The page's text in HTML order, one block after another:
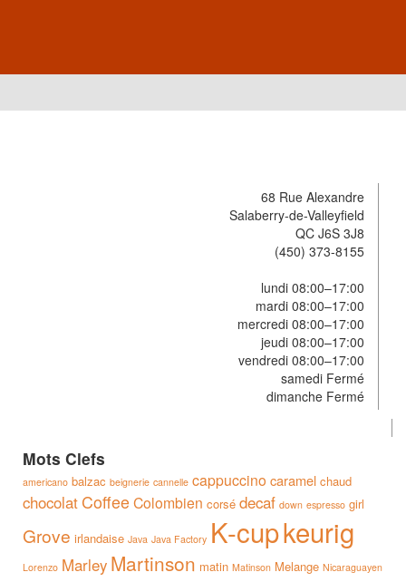
68 Rue Alexandre
Salaberry-de-Valleyfield
QC J6S 3J8
(450) 373-8155
lundi 08:00–17:00
mardi 08:00–17:00
mercredi 08:00–17:00
jeudi 08:00–17:00
vendredi 08:00–17:00
samedi Fermé
dimanche Fermé
Mots Clefs
americano balzac beignerie cannelle cappuccino caramel chaud
chocolat Coffee Colombien corsé decaf down espresso girl
Grove irlandaise Java Java Factory K-cupkeurig
Lorenzo Marley Martinson matin Matinson Melange Nicaraguayen